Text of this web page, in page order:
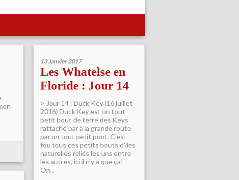
13 Janvier 2017
Les Whatelse en
Floride : Jour 14
> Jour 14 : Duck Key (16 juillet
2016) Duck Key est un tout
petit bout de terre des Keys
rattaché par à la grande route
par un tout petit pont. C'est
fou tous ces petits bouts d'iles
naturelles reliés les uns entre
les autres, ici il n'y a que ça!
On...